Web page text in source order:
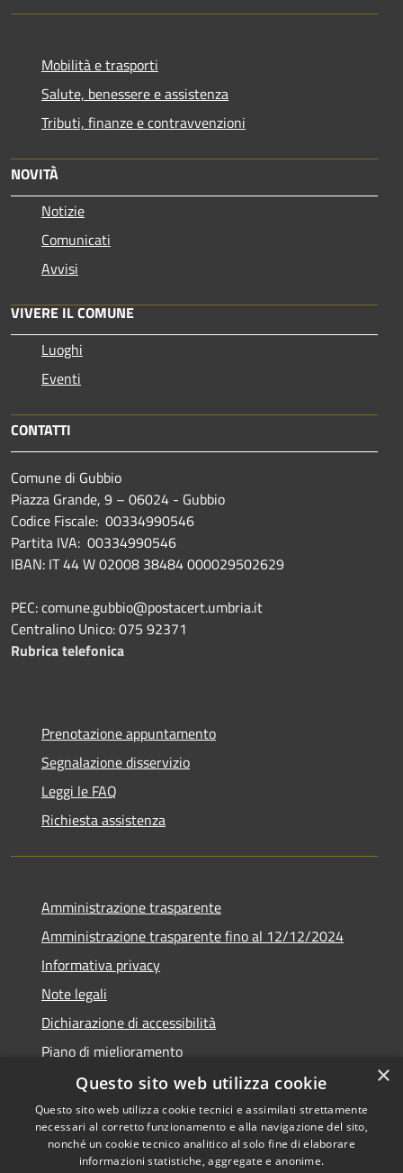
Mobilità e trasporti
Salute, benessere e assistenza
Tributi, finanze e contravvenzioni
NOVITÀ
Notizie
Comunicati
Avvisi
VIVERE IL COMUNE
Luoghi
Eventi
CONTATTI
Comune di Gubbio
Piazza Grande, 9 – 06024 - Gubbio
Codice Fiscale: 00334990546
Partita IVA: 00334990546
IBAN: IT 44 W 02008 38484 000029502629
PEC: comune.gubbio@postacert.umbria.it
Centralino Unico: 075 92371
Rubrica telefonica
Prenotazione appuntamento
Segnalazione disservizio
Leggi le FAQ
Richiesta assistenza
Amministrazione trasparente
Amministrazione trasparente fino al 12/12/2024
Informativa privacy
Note legali
Dichiarazione di accessibilità
Piano di miglioramento
Accessibility
Copyright © 2026 • Town of •
Powered byMunicipium
×
Questo sito web utilizza cookie
Questo sito web utilizza cookie tecnici e assimilati strettamente
necessari al corretto funzionamento e alla navigazione del sito,
nonché un cookie tecnico analitico al solo fine di elaborare
informazioni statistiche, aggregate e anonime.